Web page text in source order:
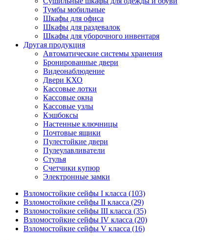
Тумбы мобильные
Шкафы для офиса
Шкафы для раздевалок
Шкафы для уборочного инвентаря
Другая продукция
Автоматические системы хранения
Бронированные двери
Видеонаблюдение
Двери КХО
Кассовые лотки
Кассовые окна
Кассовые узлы
Кэшбоксы
Настенные ключницы
Почтовые ящики
Пулестойкие двери
Пулеулавливатели
Стулья
Счетчики купюр
Электронные замки
Взломостойкие сейфы I класса (103)
Взломостойкие сейфы II класса (29)
Взломостойкие сейфы III класса (35)
Взломостойкие сейфы IV класса (20)
Взломостойкие сейфы V класса (16)